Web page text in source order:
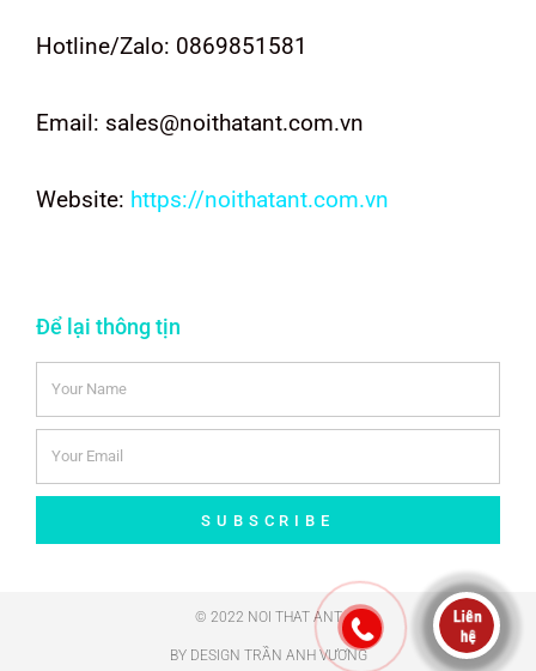
Hotline/Zalo: 0869851581
Email: sales@noithatant.com.vn
Website: https://noithatant.com.vn
Để lại thông tịn
SUBSCRIBE
© 2022 NOI THAT ANT
BY DESIGN TRẦN ANH VƯƠNG